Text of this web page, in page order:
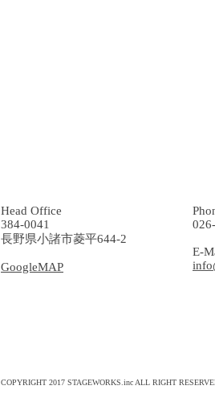
COPYRIGHT 2017 STAGEWORKS.inc ALL RIGHT
Head Office
384-0041
長野県小諸市菱平644-2
GoogleMAP
E-